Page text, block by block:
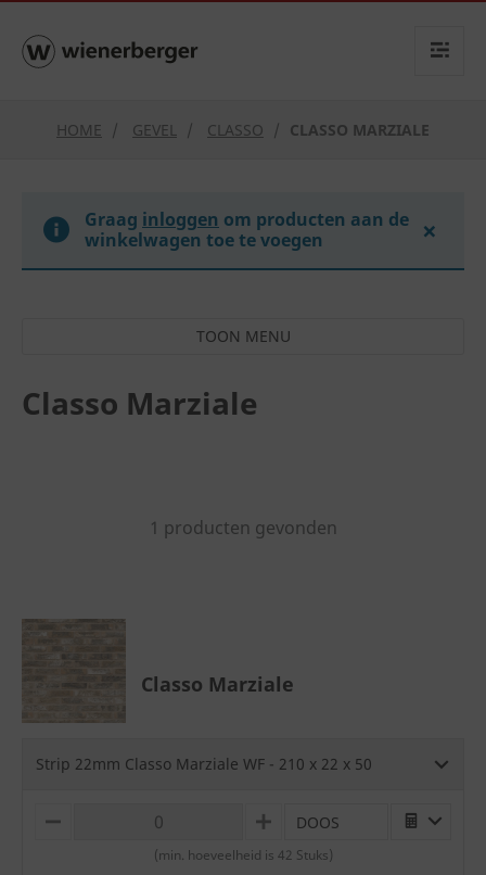
text.skipToContent
text.skipToNavigation
HOME GEVEL CLASSO CLASSO MARZIALE
Graag inloggen om producten aan de
winkelwagen toe te voegen
×
Classo Marziale
1 producten gevonden
Classo Marziale
Strip 22mm Classo Marziale WF - 210 x 22 x 50
M
P
L
U
DOOS
(min. hoeveelheid is 42 Stuks)